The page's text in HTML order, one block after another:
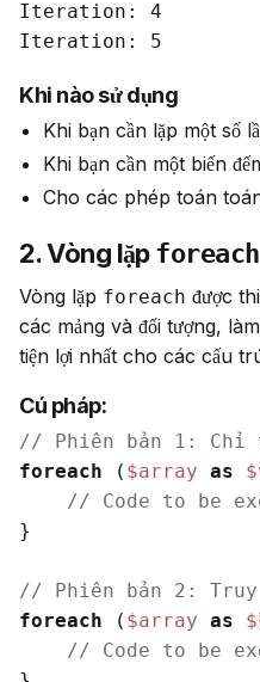
Iteration: 4
Khi nào sử dụng
Khi bạn cần lặp một số
Khi bạn cần một biến
Cho các phép toán
2. Vòng lặp foreach
Vòng lặp foreach được
các mảng và đối tượng,
tiện lợi nhất cho các cấu
Cú pháp:
// Phiên bản 1:
foreach ( $array as
// Code to be
}
// Phiên bản 2:
foreach ( $array as
// Code to be